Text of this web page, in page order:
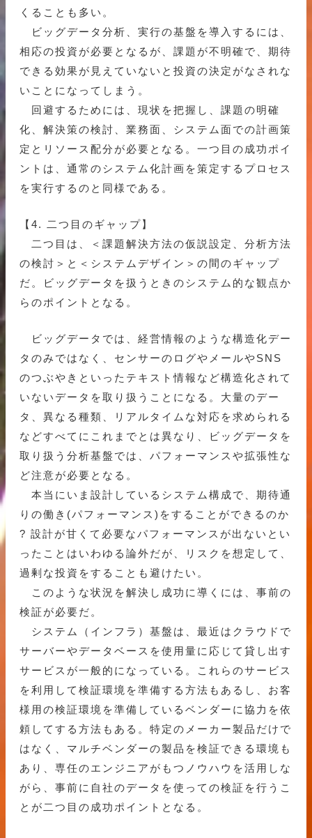
くることも多い。
ビッグデータ分析、実行の基盤を導入するには、
相応の投資が必要となるが、課題が不明確で、期待
できる効果が見えていないと投資の決定がなされな
いことになってしまう。
回避するためには、現状を把握し、課題の明確
化、解決策の検討、業務面、システム面での計画策
定とリソース配分が必要となる。一つ目の成功ポイ
ントは、通常のシステム化計画を策定するプロセス
を実行するのと同様である。
【4. 二つ目のギャップ】
二つ目は、＜課題解決方法の仮説設定、分析方法
の検討＞と＜システムデザイン＞の間のギャップ
だ。ビッグデータを扱うときのシステム的な観点か
らのポイントとなる。
ビッグデータでは、経営情報のような構造化デー
タのみではなく、センサーのログやメールやSNS
のつぶやきといったテキスト情報など構造化されて
いないデータを取り扱うことになる。大量のデー
タ、異なる種類、リアルタイムな対応を求められる
などすべてにこれまでとは異なり、ビッグデータを
取り扱う分析基盤では、パフォーマンスや拡張性な
ど注意が必要となる。
本当にいま設計しているシステム構成で、期待通
りの働き(パフォーマンス)をすることができるのか
? 設計が甘くて必要なパフォーマンスが出ないとい
ったことはいわゆる論外だが、リスクを想定して、
過剰な投資をすることも避けたい。
このような状況を解決し成功に導くには、事前の
検証が必要だ。
システム（インフラ）基盤は、最近はクラウドで
サーバーやデータベースを使用量に応じて貸し出す
サービスが一般的になっている。これらのサービス
を利用して検証環境を準備する方法もあるし、お客
様用の検証環境を準備しているベンダーに協力を依
頼してする方法もある。特定のメーカー製品だけで
はなく、マルチベンダーの製品を検証できる環境も
あり、専任のエンジニアがもつノウハウを活用しな
がら、事前に自社のデータを使っての検証を行うこ
とが二つ目の成功ポイントとなる。